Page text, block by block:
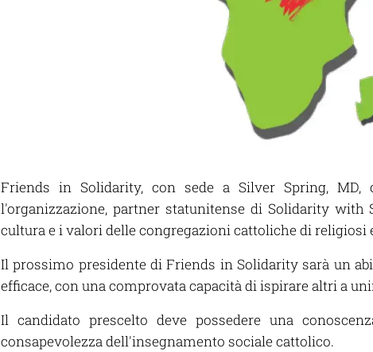
Friends in Solidarity, con sede a Silver Spring, MD,
l'organizzazione, partner statunitense di Solidarity with
cultura e i valori delle congregazioni cattoliche di religiosi
Il prossimo presidente di Friends in Solidarity sarà un
efficace, con una comprovata capacità di ispirare altri a
Il candidato prescelto deve possedere una
consapevolezza dell'insegnamento sociale cattolico.